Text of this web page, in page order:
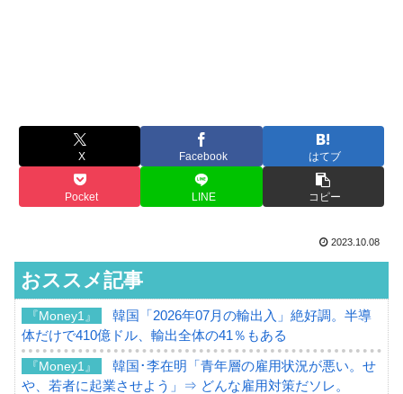
X Facebook はてブ
Pocket LINE コピー
2023.10.08
おススメ記事
『Money1』
韓国「2026年07月の輸出入」絶好調。半導
体だけで410億ドル、輸出全体の41％もある
『Money1』
韓国･李在明「青年層の雇用状況が悪い。せ
や、若者に起業させよう」⇒ どんな雇用対策だソレ。